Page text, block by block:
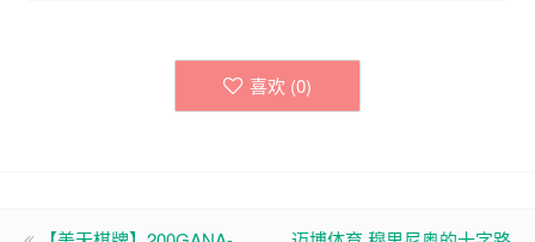
喜欢 (0)